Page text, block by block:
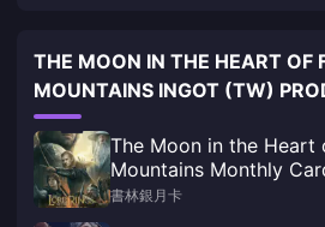
THE MOON IN THE HEART OF
MOUNTAINS INGOT (TW)
The Moon in the Heart
Mountains Monthly
書林銀月卡